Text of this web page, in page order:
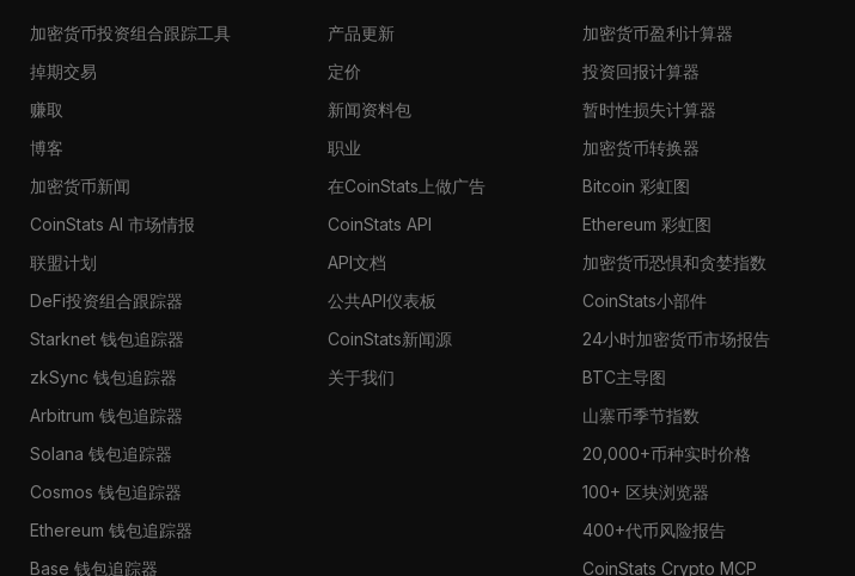
加密货币投资组合跟踪工具
掉期交易
赚取
博客
加密货币新闻
CoinStats AI 市场情报
联盟计划
DeFi投资组合跟踪器
Starknet 钱包追踪器
zkSync 钱包追踪器
Arbitrum 钱包追踪器
Solana 钱包追踪器
Cosmos 钱包追踪器
Ethereum 钱包追踪器
Base 钱包追踪器
产品更新
定价
新闻资料包
职业
在CoinStats上做广告
CoinStats API
API文档
公共API仪表板
CoinStats新闻源
关于我们
加密货币盈利计算器
投资回报计算器
暂时性损失计算器
加密货币转换器
Bitcoin 彩虹图
Ethereum 彩虹图
加密货币恐惧和贪婪指数
CoinStats小部件
24小时加密货币市场报告
BTC主导图
山寨币季节指数
20,000+币种实时价格
100+ 区块浏览器
400+代币风险报告
CoinStats Crypto MCP